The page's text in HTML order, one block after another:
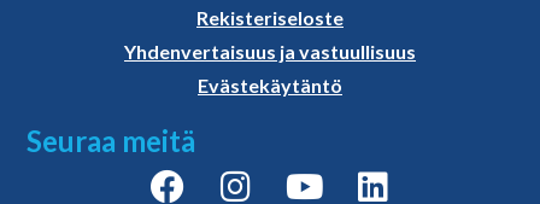
Rekisteriseloste
Yhdenvertaisuus ja vastuullisuus
Evästekäytäntö
Seuraa meitä